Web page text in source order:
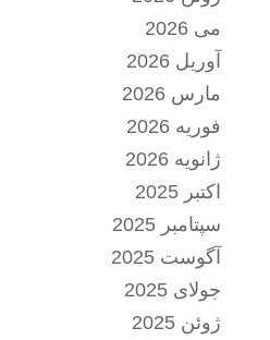
می 2026
آوریل 2026
مارس 2026
فوریه 2026
ژانویه 2026
اکتبر 2025
سپتامبر 2025
آگوست 2025
جولای 2025
ژوئن 2025